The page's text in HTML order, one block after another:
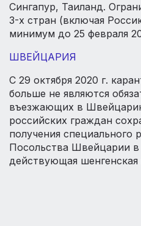
Сингапур, Таиланд.
3-х стран (включая
минимум до 25 февраля
ШВЕЙЦАРИЯ
С 29 октября 2020 г.
больше не являются
въезжающих в
российских граждан
получения специального
Посольства Швейцарии
действующая шенгенская